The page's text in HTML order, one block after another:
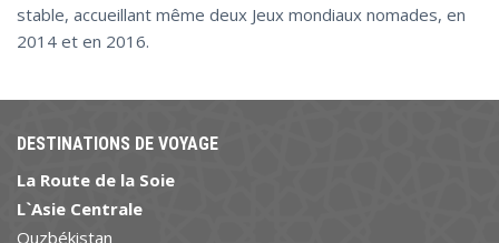
stable, accueillant même deux Jeux mondiaux nomades, en
2014 et en 2016.
DESTINATIONS DE VOYAGE
La Route de la Soie
L`Asie Centrale
Ouzbékistan